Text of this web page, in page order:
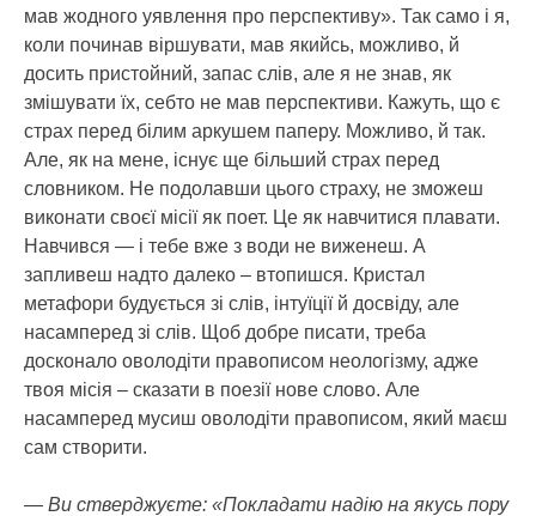
мав жодного уявлення про перспективу». Так само і я,
коли починав віршувати, мав якийсь, можливо, й
досить пристойний, запас слів, але я не знав, як
змішувати їх, себто не мав перспективи. Кажуть, що є
страх перед білим аркушем паперу. Можливо, й так.
Але, як на мене, існує ще більший страх перед
словником. Не подолавши цього страху, не зможеш
виконати своєї місії як поет. Це як навчитися плавати.
Навчився — і тебе вже з води не виженеш. А
запливеш надто далеко – втопишся. Кристал
метафори будується зі слів, інтуїції й досвіду, але
насамперед зі слів. Щоб добре писати, треба
досконало оволодіти правописом неологізму, адже
твоя місія – сказати в поезії нове слово. Але
насамперед мусиш оволодіти правописом, який маєш
сам створити.
— Ви стверджуєте: «Покладати надію на якусь пору